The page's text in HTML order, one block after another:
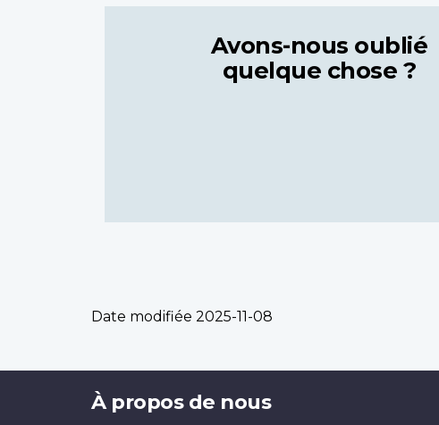
Avons-nous oublié
quelque chose ?
Date modifiée 2025-11-08
Brand
À propos de nous